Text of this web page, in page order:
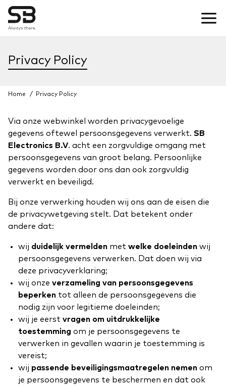
Privacy Policy
Home / Privacy Policy
Via onze webwinkel worden privacygevoelige
gegevens oftewel persoonsgegevens verwerkt. SB
Electronics B.V. acht een zorgvuldige omgang met
persoonsgegevens van groot belang. Persoonlijke
gegevens worden door ons dan ook zorgvuldig
verwerkt en beveiligd.
Bij onze verwerking houden wij ons aan de eisen die
de privacywetgeving stelt. Dat betekent onder
andere dat:
wij duidelijk vermelden met welke doeleinden wij
persoonsgegevens verwerken. Dat doen wij via
deze privacyverklaring;
wij onze verzameling van persoonsgegevens
beperken tot alleen de persoonsgegevens die
nodig zijn voor legitieme doeleinden;
wij je eerst vragen om uitdrukkelijke
toestemming om je persoonsgegevens te
verwerken in gevallen waarin je toestemming is
vereist;
wij passende beveiligingsmaatregelen nemen om
je persoonsgegevens te beschermen en dat ook